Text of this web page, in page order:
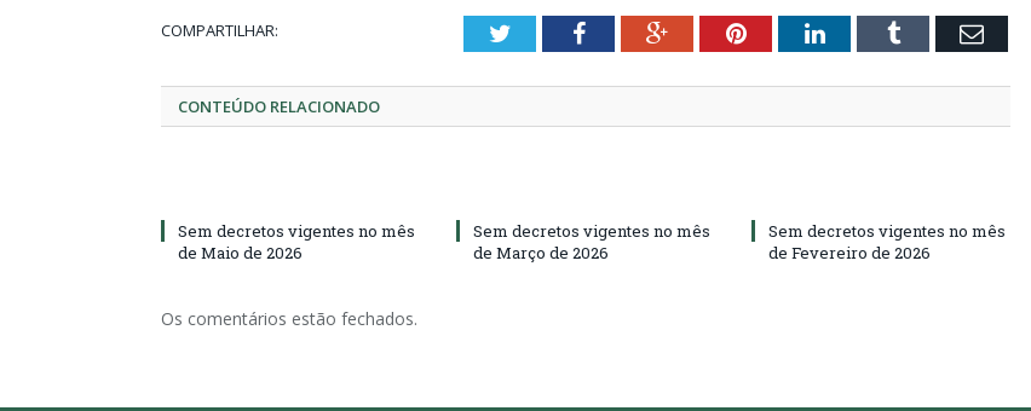
COMPARTILHAR: TwitterFacebookGoogle+PinterestLinkedInTumblr Email
CONTEÚDO RELACIONADO
Sem decretos vigentes no mês
de Maio de 2026
Sem decretos vigentes no mês
de Março de 2026
Sem decretos vigentes no mês
de Fevereiro de 2026
Os comentários estão fechados.